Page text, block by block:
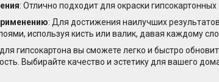
: Отлично подходит для окраски
: Для достижения наилучших
используя кисть или валик, давая каждому
гипсокартона вы сможете легко и быстро
Выбирайте качество и эстетику для вашего